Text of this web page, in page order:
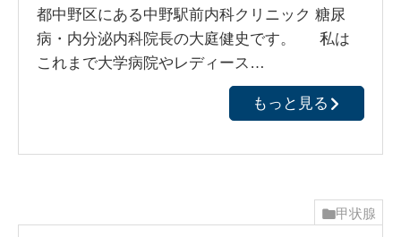
都中野区にある中野駅前内科クリニック 糖尿
病・内分泌内科院長の大庭健史です。 私は
これまで大学病院やレディース…
もっと見る
甲状腺